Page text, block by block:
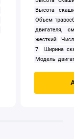
Высота
Объем
двигателя,
жесткий
7
Ширина
Модель
Мощность,